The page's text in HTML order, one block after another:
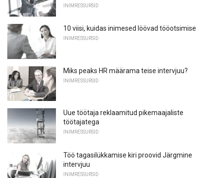
INIMRESSURSID
10 viisi, kuidas inimesed löövad tööotsimise
INIMRESSURSID
Miks peaks HR määrama teise intervjuu?
INIMRESSURSID
Uue töötaja reklaamitud pikemaajaliste
töötajatega
INIMRESSURSID
Töö tagasilükkamise kiri proovid Järgmine
intervjuu
INIMRESSURSID